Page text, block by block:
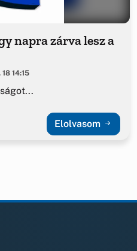
napra zárva lesz a
14:15
Elolvasom